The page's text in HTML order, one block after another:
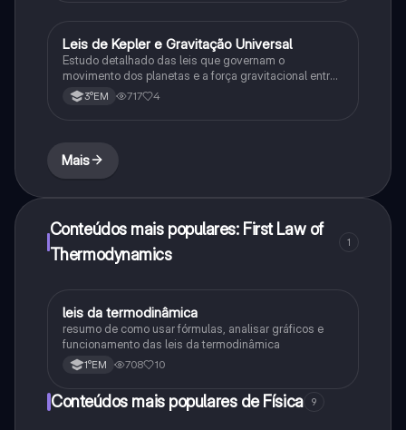
Ciência
Leis de Kepler e Gravitação Universal
Estudo detalhado das leis que governam o
movimento dos planetas e a força gravitacional entre
corpos3°EM 717 4
Mais
Conteúdos mais populares: First Law of
Thermodynamics
1
Física
leis da termodinâmica
resumo de como usar fórmulas, analisar gráficos e
funcionamento das leis da termodinâmica
1°EM 708 10
Conteúdos mais populares de Física 9